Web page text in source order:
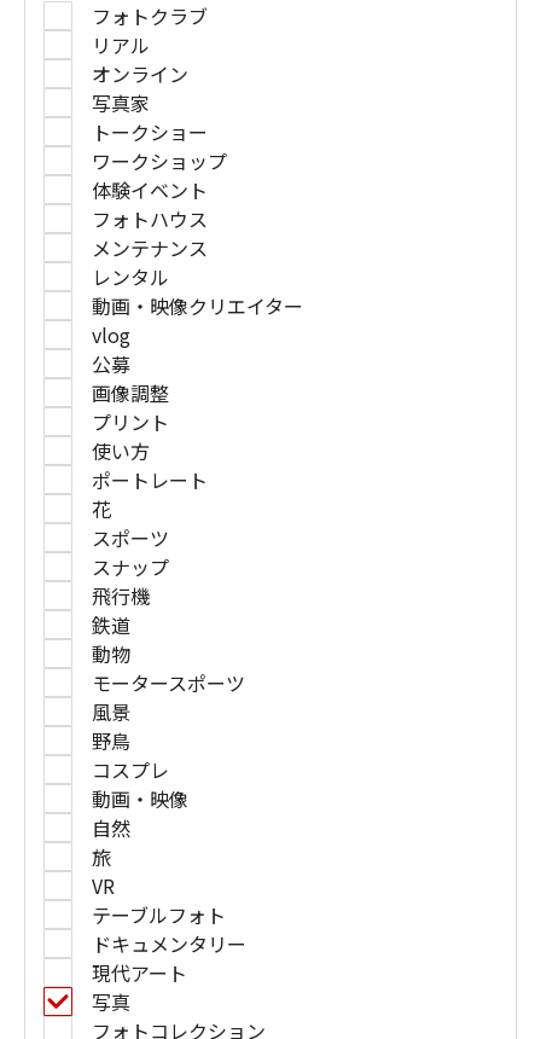
フォトクラブ
リアル
オンライン
写真家
トークショー
ワークショップ
体験イベント
フォトハウス
メンテナンス
レンタル
動画・映像クリエイター
vlog
公募
画像調整
プリント
使い方
ポートレート
花
スポーツ
スナップ
飛行機
鉄道
動物
モータースポーツ
風景
野鳥
コスプレ
動画・映像
自然
旅
VR
テーブルフォト
ドキュメンタリー
現代アート
写真
フォトコレクション